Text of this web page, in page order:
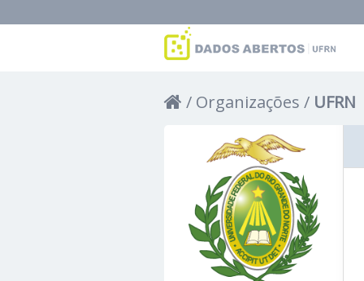
Organizações UFRN